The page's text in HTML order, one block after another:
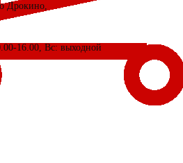
Дрокино,
16.00, Вс: выходной